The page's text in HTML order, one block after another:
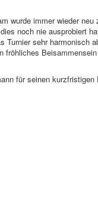
wurde immer wieder
noch nie ausprobiert
Turnier sehr harmonisch
fröhliches
für seinen kurzfristigen